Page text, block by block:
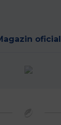
oficial